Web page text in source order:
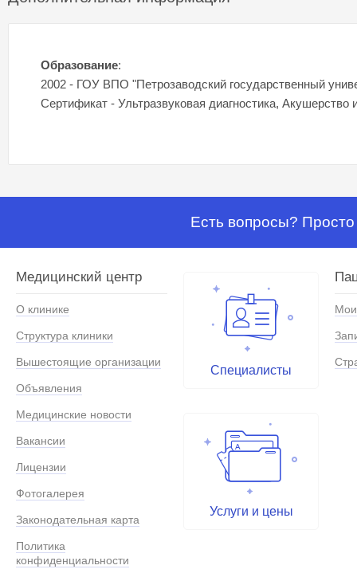
Образование:
2002 - ГОУ ВПО "Петрозаводский государственный
Сертификат - Ультразвуковая диагностика, Акушерство
Есть вопросы?
Медицинский центр
О клинике
Структура клиники
Вышестоящие организации
Объявления
Медицинские новости
Вакансии
Лицензии
Фотогалерея
Законодательная карта
Политика
конфиденциальности
Специалисты
Услуги и цены